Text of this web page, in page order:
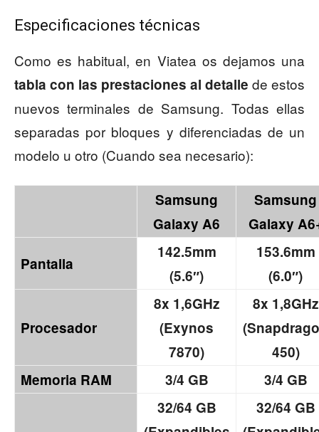
Especificaciones técnicas
Como es habitual, en Viatea os dejamos una
tabla con las prestaciones al detalle de estos
nuevos terminales de Samsung. Todas ellas
separadas por bloques y diferenciadas de un
modelo u otro (Cuando sea necesario):
Samsung
Galaxy A6
Samsung
Galaxy
Pantalla
142.5mm
(5.6″)
153.6mm
(6.0″)
Procesador
8x 1,6GHz
(Exynos
7870)
8x 1,8GHz
450)
Memoria RAM
3/4 GB 3/4 GB
32/64 GB
32/64 GB